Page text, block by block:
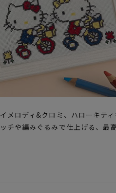
メロディ&クロミ、ハローキテ
チや編みぐるみで仕上げる、最